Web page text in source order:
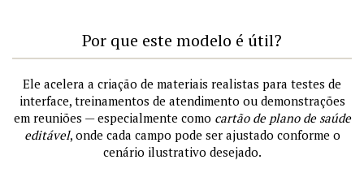
Por que este modelo é útil?
Ele acelera a criação de materiais realistas para testes de
interface, treinamentos de atendimento ou demonstrações
em reuniões — especialmente como cartão de plano de saúde
editável, onde cada campo pode ser ajustado conforme o
cenário ilustrativo desejado.